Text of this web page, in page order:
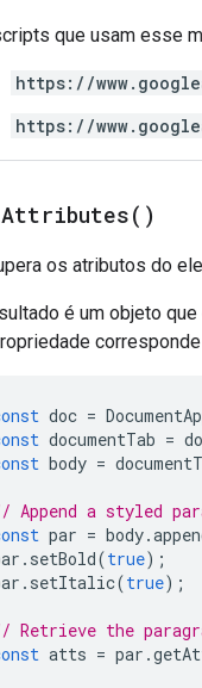
que usam esse
https://
https://
Attributes( )
os atributos do
é um objeto
doc =
documentTab =
body =
Append a styled
par = body.
. setBold(true);
. setItalic(true);
Retrieve the
atts = par .